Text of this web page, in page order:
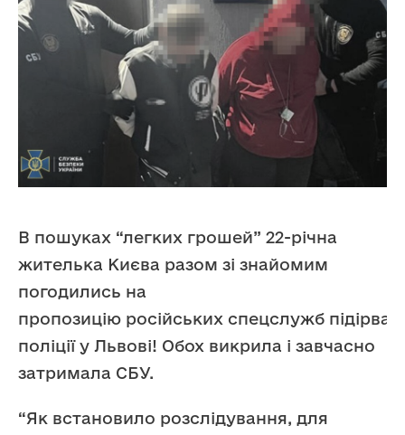
В пошуках “легких грошей” 22-річна
жителька Києва разом зі знайомим
погодились на
пропозицію російських спецслужб
поліції у Львові! Обох викрила і завчасно
затримала СБУ.
“Як встановило розслідування, для